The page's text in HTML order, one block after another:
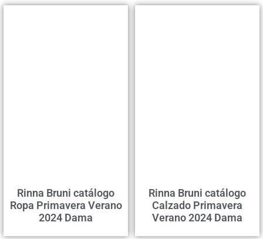
Rinna Bruni catálogo
Ropa Primavera Verano
2024 Dama
Rinna Bruni catálogo
Calzado Primavera
Verano 2024 Dama